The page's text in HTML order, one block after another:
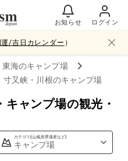
お知らせ ログイン
運/吉日カレンダー ）
東海のキャンプ場
寸又峡・川根のキャンプ場
ャンプ場の観光・
カテゴリ(山,城,世界遺産など)
キャンプ場